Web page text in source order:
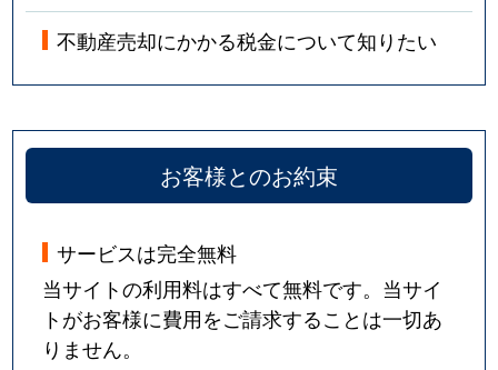
不動産売却にかかる税金について知りたい
お客様とのお約束
サービスは完全無料
当サイトの利用料はすべて無料です。当サイ
トがお客様に費用をご請求することは一切あ
りません。